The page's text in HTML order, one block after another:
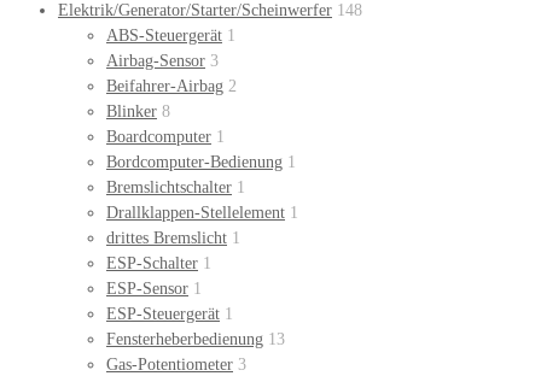
Elektrik/Generator/Starter/Scheinwerfer 148
ABS-Steuergerät 1
Airbag-Sensor 3
Beifahrer-Airbag 2
Blinker 8
Boardcomputer 1
Bordcomputer-Bedienung 1
Bremslichtschalter 1
Drallklappen-Stellelement 1
drittes Bremslicht 1
ESP-Schalter 1
ESP-Sensor 1
ESP-Steuergerät 1
Fensterheberbedienung 13
Gas-Potentiometer 3